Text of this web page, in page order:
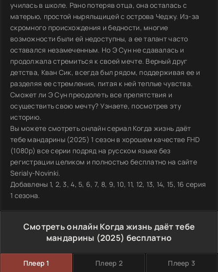
училась в школе. Рано потеряв отца, она осталась с
матерью, простой ныряльщицей с острова Чеджу. Из-за
скромного происхождения и бедности, многие
возможности были ей недоступны, а ее талант часто
оставался незамеченным. Но Э Сун не сдавалась и
продолжала стремиться к своей мечте. Верный друг
детства, Кван Сик, всегда был рядом, поддерживая ее и
разделяя ее стремления, питая к ней теплые чувства.
Сможет ли Э Сун преодолеть все препятствия и
осуществить свою мечту? Узнаете, посмотрев эту
историю.
Вы можете смотреть онлайн сериал Когда жизнь даёт
тебе мандарины (2025) 1 сезон в хорошем качестве FHD
(1080p) все серии подряд на русском языке без
регистрации целиком и полностью бесплатно на сайте
Serialy-Novinki.
Добавлены 1, 2, 3, 4, 5, 6, 7, 8, 9, 10, 11, 12, 13, 14, 15, 16 серия
1 сезона.
Смотреть онлайн Когда жизнь даёт тебе
мандарины (2025) бесплатно
Плеер 1 Плеер 2 Плеер 3